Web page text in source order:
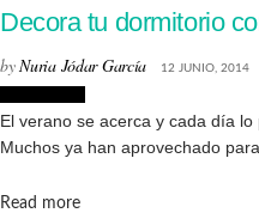
Decora tu dormitorio
byNuria Jódar García 12 JUNIO, 2014
El verano se acerca y cada día
Muchos ya han aprovechado
Read moreDetails